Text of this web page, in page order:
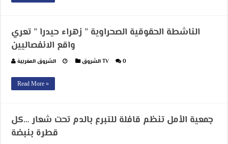
الناشطة الحقوقية الصحراوية ” زهراء حيدرا ” تعري
واقع الانفصاليين
الشروق المغربية الشروق TV 0
Read More »
جمعية الأمل تنظم قافلة للتبرع بالدم تحت شعار …كل
قطرة بنبضة